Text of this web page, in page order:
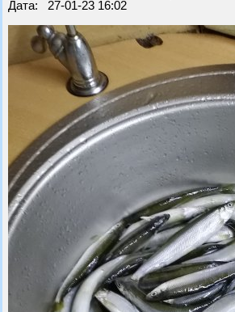
Дата: 27-01-23 16:02